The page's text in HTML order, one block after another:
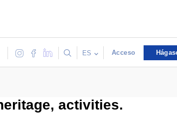
ES Acceso
activities.